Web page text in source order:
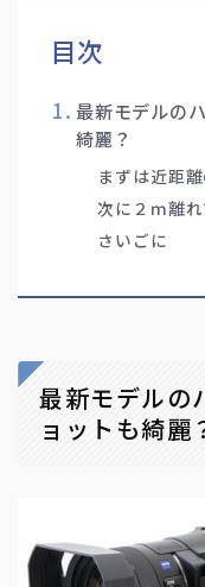
目次
最新モデルの
綺麗？
まずは近距
次に２ｍ離
さいごに
最新モデルの
ョットも綺麗